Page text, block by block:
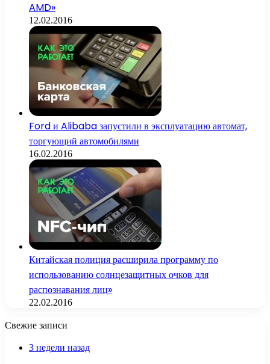
AMD»
12.02.2016
Ford и Alibaba запустили в эксплуатацию автомат,
торгующий автомобилями
16.02.2016
Китайская полиция расширила программу по
использованию солнцезащитных очков для
распознавания лиц»
22.02.2016
Свежие записи
3 недели назад